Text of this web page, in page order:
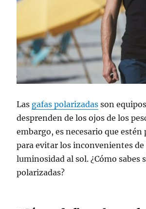
Las gafas polarizadas son
desprenden de los ojos de los
embargo, es necesario que estén
para evitar los inconvenientes de
luminosidad al sol. ¿Cómo sabes
polarizadas?